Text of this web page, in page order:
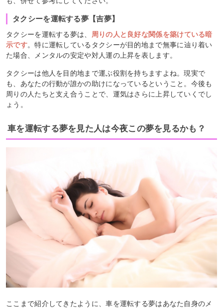
タクシーを運転する夢【吉夢】
タクシーを運転する夢は、
周りの人と良好な関係を築けている暗
示です。特に運転しているタクシーが目的地まで無事に辿り着い
た場合、メンタルの安定や対人運の上昇を表します。
タクシーは他人を目的地まで運ぶ役割を持ちますよね。現実で
も、あなたの行動が誰かの助けになっているということ。今後も
周りの人たちと支え合うことで、運気はさらに上昇していくでし
ょう。
車を運転する夢を見た人は今夜この夢を見るかも？
ここまで紹介してきたように、車を運転する夢はあなた自身のメ